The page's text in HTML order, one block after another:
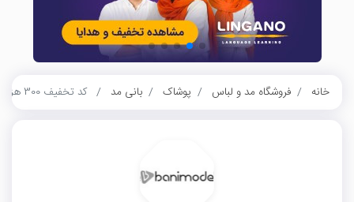
خانه فروشگاه مد و لباس پوشاک بانی مد کد تخفیف 300 هزار تومانی لوازم خانه بانی مد